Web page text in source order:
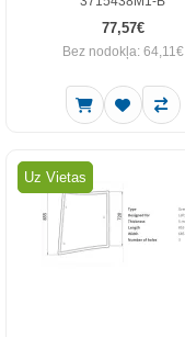
77,57€
Bez nodokļa: 64,11€
Uz Vietas